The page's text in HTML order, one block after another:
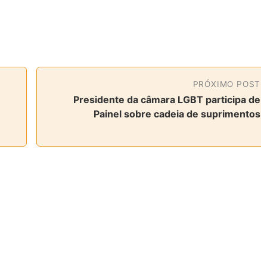
PRÓXIMO POST
Presidente da câmara LGBT participa de
Painel sobre cadeia de suprimentos